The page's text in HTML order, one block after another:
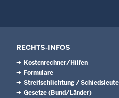
RECHTS-INFOS
Kostenrechner/Hilfen
Formulare
Streitschlichtung / Schiedsleute
Gesetze (Bund/Länder)